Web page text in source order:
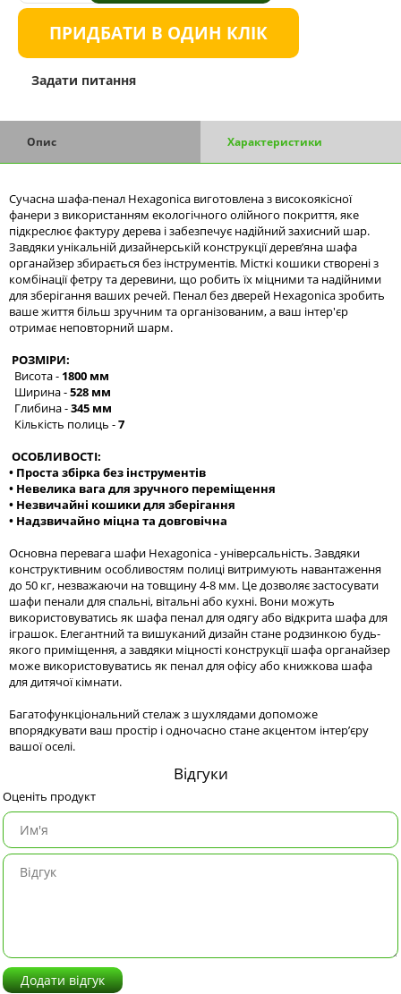
ПРИДБАТИ В ОДИН КЛІК
Задати питання
Опис Характеристики
Сучасна шафа-пенал Hexagonica виготовлена з високоякісної
фанери з використанням екологічного олійного покриття, яке
підкреслює фактуру дерева і забезпечує надійний захисний шар.
Завдяки унікальній дизайнерській конструкції дерев’яна шафа
органайзер збирається без інструментів. Місткі кошики створені з
комбінації фетру та деревини, що робить їх міцними та надійними
для зберігання ваших речей. Пенал без дверей Hexagonica зробить
ваше життя більш зручним та організованим, а ваш інтер'єр
отримає неповторний шарм.
РОЗМІРИ:
Висота - 1800 мм
Ширина -528 мм
Глибина -345 мм
Кількість полиць -7
ОСОБЛИВОСТІ:
• Проста збірка без інструментів
• Невелика вага для зручного переміщення
• Незвичайні кошики для зберігання
• Надзвичайно міцна та довговічна
Основна перевага шафи Hexagonica - універсальність. Завдяки
конструктивним особливостям полиці витримують навантаження
до 50 кг, незважаючи на товщину 4-8 мм. Це дозволяє застосувати
шафи пенали для спальні, вітальні або кухні. Вони можуть
використовуватись як шафа пенал для одягу або відкрита шафа для
іграшок. Елегантний та вишуканий дизайн стане родзинкою будь-
якого приміщення, а завдяки міцності конструкції шафа органайзер
може використовуватись як пенал для офісу або книжкова шафа
для дитячої кімнати.
Багатофункціональний стелаж з шухлядами допоможе
впорядкувати ваш простір і одночасно стане акцентом інтер’єру
вашої оселі.
Відгуки
Оценіть продукт
Додати відгук